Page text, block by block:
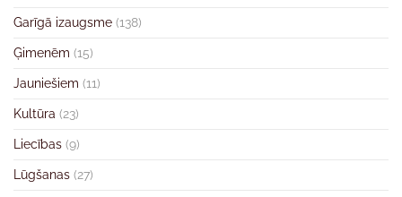
Garīgā izaugsme (138)
Ģimenēm (15)
Jauniešiem (11)
Kultūra (23)
Liecības (9)
Lūgšanas (27)